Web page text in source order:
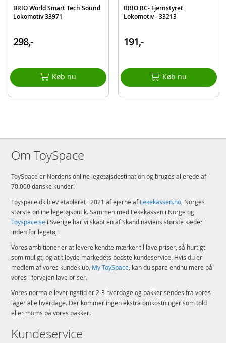
BRIO World Smart Tech Sound
Lokomotiv 33971
298,-
Køb nu
BRIO RC- Fjernstyret
Lokomotiv - 33213
191,-
Køb nu
Om ToySpace
ToySpace er Nordens online legetøjsdestination og bruges allerede af
70.000 danske kunder!
Toyspace.dk blev etableret i 2021 af ejerne afLekekassen.no, Norges
største online legetøjsbutik. Sammen med Lekekassen i Norge og
Toyspace.se i Sverige har vi skabt en af Skandinaviens største kæder
inden for legetøj!
Vores ambitioner er at levere kendte mærker til lave priser, så hurtigt
som muligt, og at tilbyde markedets bedste kundeservice. Hvis du er
medlem af vores kundeklub, My ToySpace, kan du spare endnu mere på
vores i forvejen lave priser.
Vores normale leveringstid er 2-3 hverdage og pakker sendes fra vores
lager alle hverdage. Der kommer ingen ekstra omkostninger som told
eller moms på vores pakker.
Kundeservice